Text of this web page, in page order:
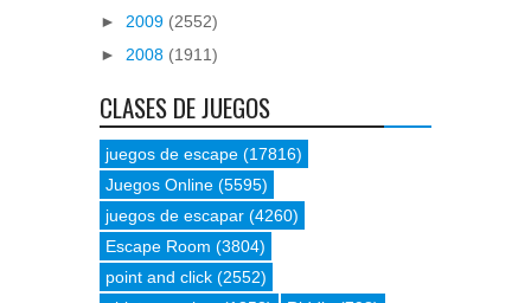
► 2009 (2552)
► 2008 (1911)
CLASES DE JUEGOS
juegos de escape (17816)
Juegos Online (5595)
juegos de escapar (4260)
Escape Room (3804)
point and click (2552)